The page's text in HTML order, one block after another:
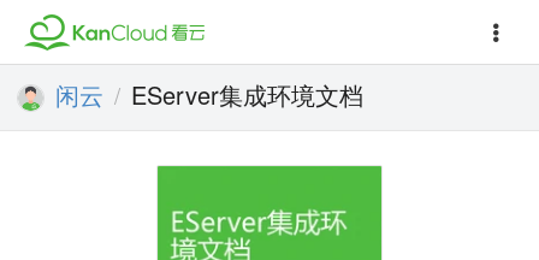
闲云 / EServer集成环境文档